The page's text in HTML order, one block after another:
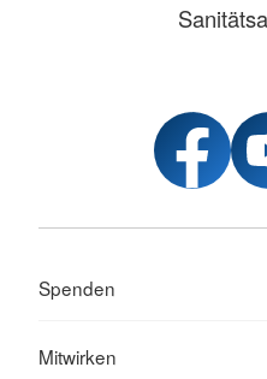
Spenden
Mitwirken